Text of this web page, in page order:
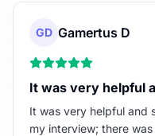
GD Gamertus D
It was very helpful
It was very helpful and
my interview; there